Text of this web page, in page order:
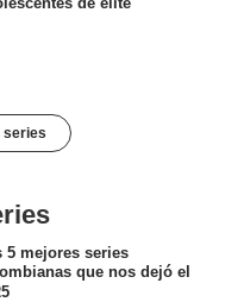
series
5 mejores series
que nos dejó el